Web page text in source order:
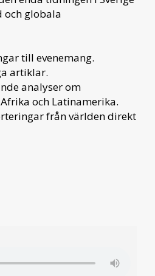
och globala
till evenemang.
artiklar.
analyser om
och Latinamerika.
från världen direkt